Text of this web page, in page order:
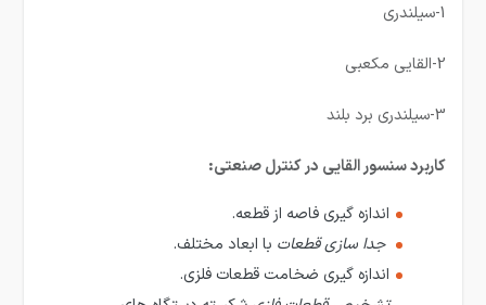
1-سیلندری
2-القایی مکعبی
3-سیلندری برد بلند
کاربرد سنسور القایی در کنترل صنعتی:
اندازه گيری فاصه از قطعه.
جدا سازی قطعات با ابعاد مختلف.
اندازه گيری ضخامت قطعات فلزی.